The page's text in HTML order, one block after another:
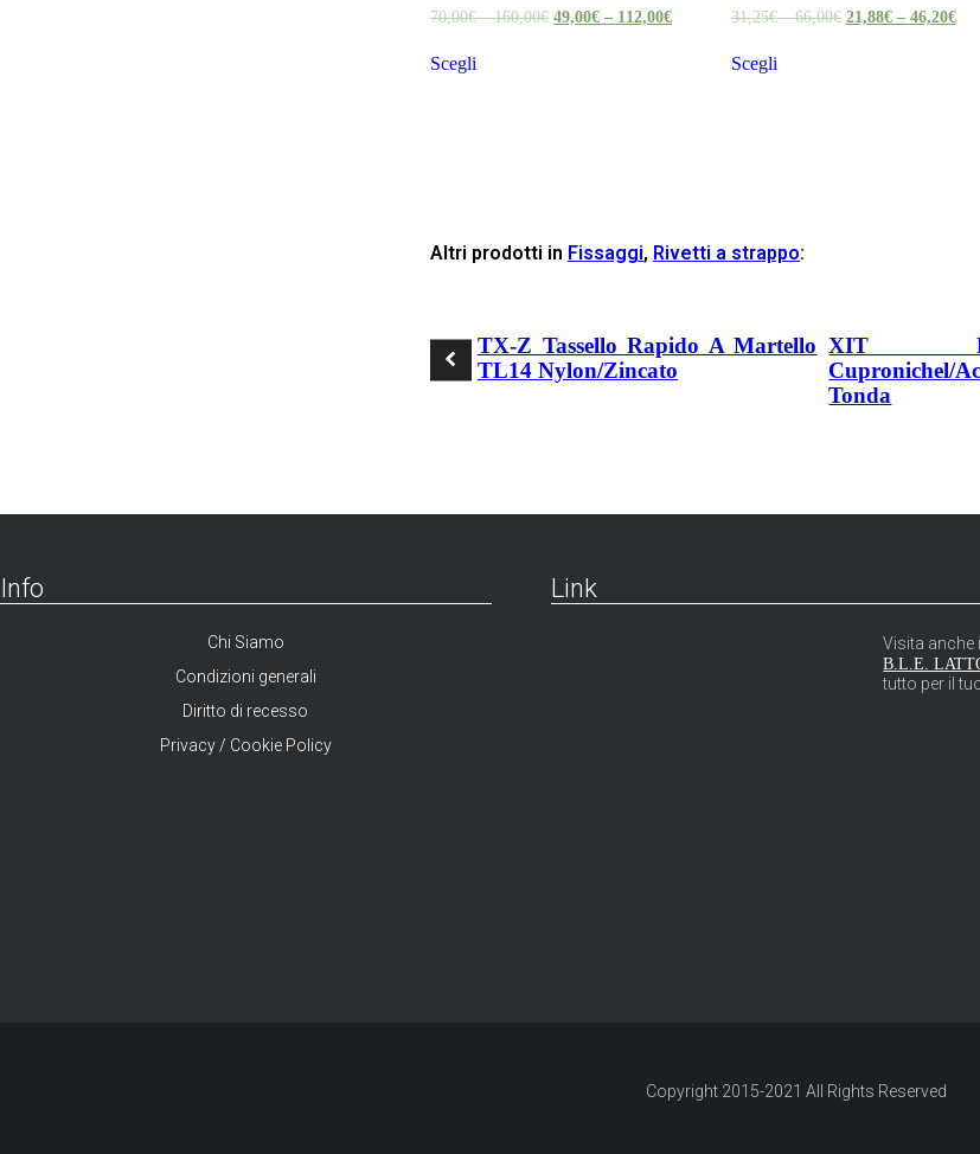
nero
70,00€ – 160,00€ 49,00€ – 112,00€
Scegli
31,25€ – 66,00€ 21,88€ – 46,20€
Scegli
Altri prodotti in Fissaggi, Rivetti a strappo:
TX-Z Tassello Rapido A Martello
TL14 Nylon/Zincato
XIT
Cupronichel/
Tonda
Info
Chi Siamo
Condizioni generali
Diritto di recesso
Privacy / Cookie Policy
Link
Visita anche
B.L.E.
tutto per il
Copyright 2015-2021 All Rights Reserved